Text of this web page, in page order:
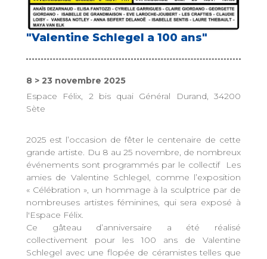
"Valentine Schlegel a 100 ans"
8 > 23 novembre 2025
Espace Félix, 2 bis quai Général Durand, 34200
Sète
2025 est l’occasion de fêter le centenaire de cette
grande artiste. Du 8 au 25 novembre, de nombreux
événements sont programmés par le collectif Les
amies de Valentine Schlegel, comme l’exposition
« Célébration », un hommage à la sculptrice par de
nombreuses artistes féminines, qui sera exposé à
l'Espace Félix.
Ce gâteau d’anniversaire a été réalisé
collectivement pour les 100 ans de Valentine
Schlegel avec une flopée de céramistes telles que